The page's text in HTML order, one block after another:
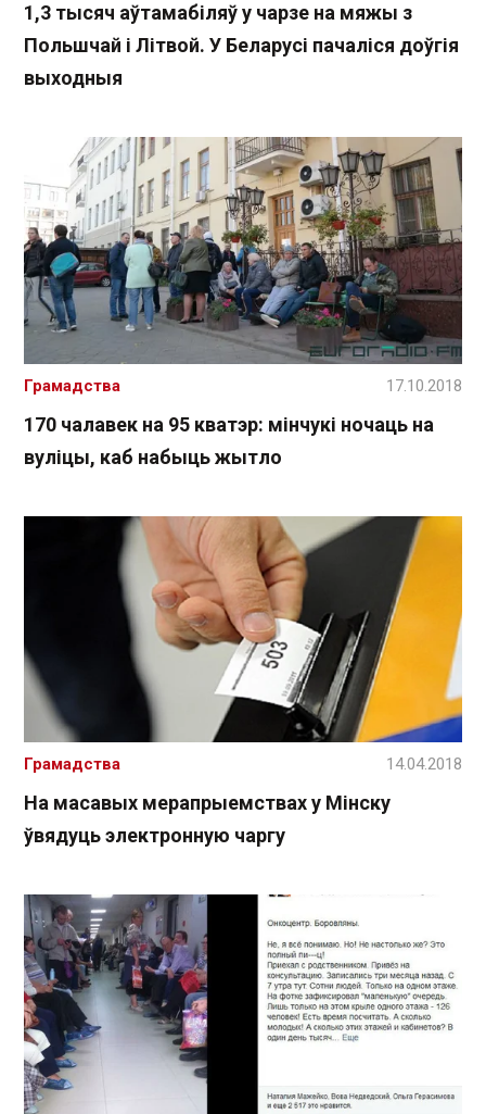
1,3 тысяч аўтамабіляў у чарзе на мяжы з
Польшчай і Літвой. У Беларусі пачаліся доўгія
выходныя
170 чалавек на 95 кватэр: мінчукі ночаць на
вуліцы, каб набыць жытло
Грамадства 17.10.2018
На масавых мерапрыемствах у Мінску
ўвядуць электронную чаргу
Грамадства 14.04.2018